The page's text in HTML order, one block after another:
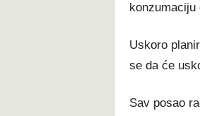
Uskoro
se da će
Sav posao